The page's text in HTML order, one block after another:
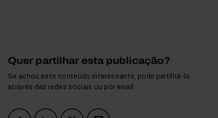
Quer partilhar esta publicação?
Se achou este conteúdo interessante, pode partilhá-lo
através das redes sociais ou por email.